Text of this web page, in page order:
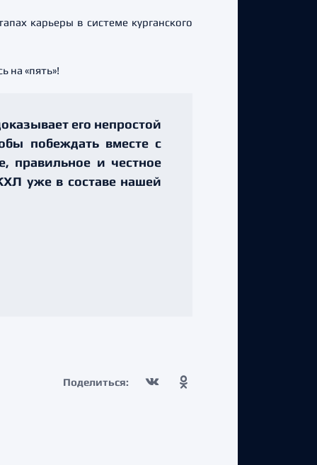
карьеры в системе курганского
на «пять»!
его непростой
побеждать вместе с
правильное и честное
уже в составе нашей
Поделиться: